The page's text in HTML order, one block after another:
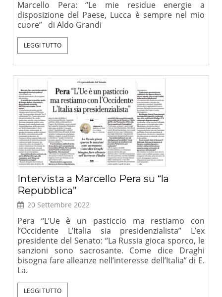
Marcello Pera: “Le mie residue energie a
disposizione del Paese, Lucca è sempre nel mio
cuore” di Aldo Grandi
LEGGI TUTTO
Intervista a Marcello Pera su “la
Repubblica”
20 Settembre 2022
Pera “L’Ue è un pasticcio ma restiamo con
l’Occidente L’Italia sia presidenzialista” L’ex
presidente del Senato: “La Russia gioca sporco, le
sanzioni sono sacrosante. Come dice Draghi
bisogna fare alleanze nell’interesse dell’Italia” di E.
La.
LEGGI TUTTO